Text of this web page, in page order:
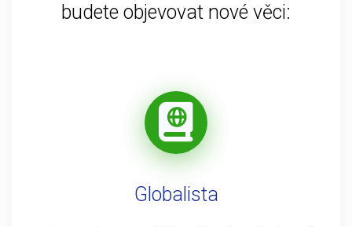
budete objevovat nové věci:
Globalista